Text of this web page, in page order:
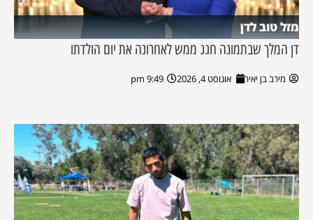
מזל טוב לדן
דן המלך שבתמונה חגג ממש לאחרונה את יום הולדתו
מירב בן יאיר אוגוסט 4, 2026 9:49 pm